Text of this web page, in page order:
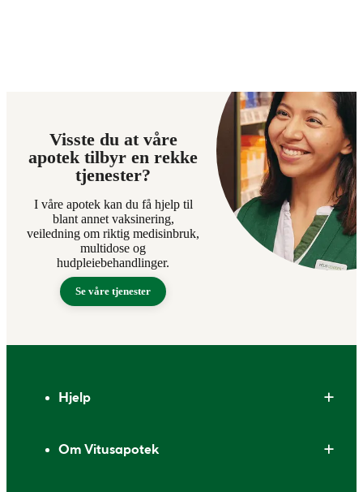
Visste du at våre
apotek tilbyr en rekke
tjenester?
I våre apotek kan du få hjelp til
blant annet vaksinering,
veiledning om riktig medisinbruk,
multidose og
hudpleiebehandlinger.
Se våre tjenester
Hjelp
Om Vitusapotek